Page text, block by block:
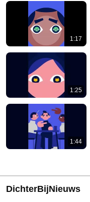
1:17
1:25
1:44
DichterBijNieuws